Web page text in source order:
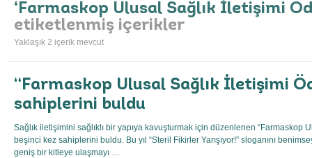
Farmaskop Ulusal Sağlık İletişimi
etiketlenmiş içerikler
Yaklaşık 2 içerik mevcut
“Farmaskop Ulusal Sağlık İletişimi
sahiplerini buldu
Sağlık iletişimini sağlıklı bir yapıya kavuşturmak için düzenlenen “Farmaskop
beşinci kez sahiplerini buldu. Bu yıl “Steril Fikirler Yarışıyor!” sloganını
geniş bir kitleye ulaşmayı …